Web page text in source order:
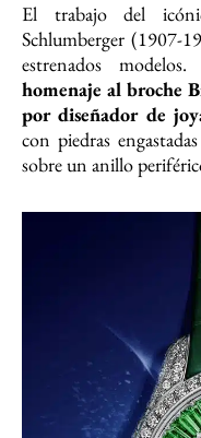
El trabajo del
Schlumberger (1907-
estrenados
homenaje al broche
por diseñador de
con piedras
sobre un anillo